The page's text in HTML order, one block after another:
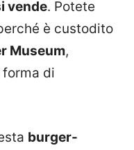
vende. Potete
è custodito
Museum,
di
burger-